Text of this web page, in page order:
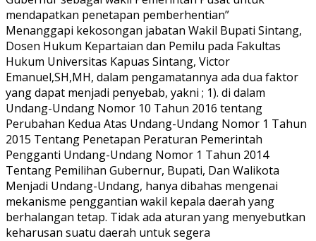
mendapatkan penetapan pemberhentian”
Menanggapi kekosongan jabatan Wakil Bupati Sintang,
Dosen Hukum Kepartaian dan Pemilu pada Fakultas
Hukum Universitas Kapuas Sintang, Victor
Emanuel,SH,MH, dalam pengamatannya ada dua faktor
yang dapat menjadi penyebab, yakni ; 1). di dalam
Undang-Undang Nomor 10 Tahun 2016 tentang
Perubahan Kedua Atas Undang-Undang Nomor 1 Tahun
2015 Tentang Penetapan Peraturan Pemerintah
Pengganti Undang-Undang Nomor 1 Tahun 2014
Tentang Pemilihan Gubernur, Bupati, Dan Walikota
Menjadi Undang-Undang, hanya dibahas mengenai
mekanisme penggantian wakil kepala daerah yang
berhalangan tetap. Tidak ada aturan yang menyebutkan
keharusan suatu daerah untuk segera